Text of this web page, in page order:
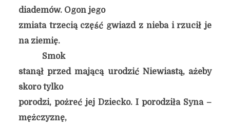
diademów. Ogon jego
zmiata trzecią część gwiazd z nieba i rzucił je
na ziemię.
Smok
stanął przed mającą urodzić Niewiastą, ażeby
skoro tylko
porodzi, pożreć jej Dziecko. I porodziła Syna –
mężczyznę,